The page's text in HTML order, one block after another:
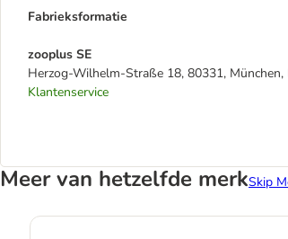
Fabrieksformatie
zooplus SE
Herzog-Wilhelm-Straße 18, 80331, München,
Klantenservice
Meer van hetzelfde merkSkip